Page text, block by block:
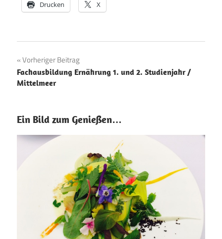
Drucken X
Beitragsnavigation
Vorheriger Beitrag
Fachausbildung Ernährung 1. und 2. Studienjahr /
Mittelmeer
Ein Bild zum Genießen…